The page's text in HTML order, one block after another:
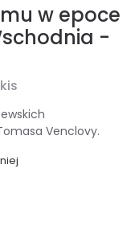
w epoce
-
Venclovy.